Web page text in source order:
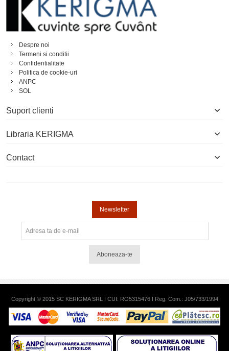
Despre noi
Termeni si conditii
Confidentialitate
Politica de cookie-uri
ANPC
SOL
Suport clienti
Libraria KERIGMA
Contact
Newsletter
Aboneaza-te
Copyright © 2015 SC KERIGMA SRL I CUI: RO5315476 I Reg. Com.: J05/733/1994